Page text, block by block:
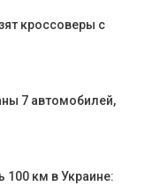
кроссоверы с
7 автомобилей,
100 км в Украине: